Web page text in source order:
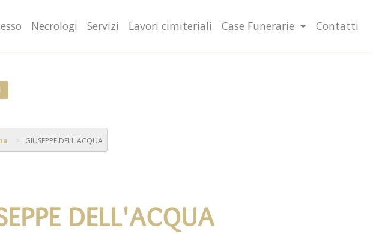
Necrologi Servizi Lavori cimiteriali Case Funerarie Contatti
GIUSEPPE DELL'ACQUA
DELL'ACQUA
ed utili alle finalità illustrate nella cookie policy. Chiudendo questo banner,
acconsenti all’uso dei cookie. Ulteriori informazioni OK